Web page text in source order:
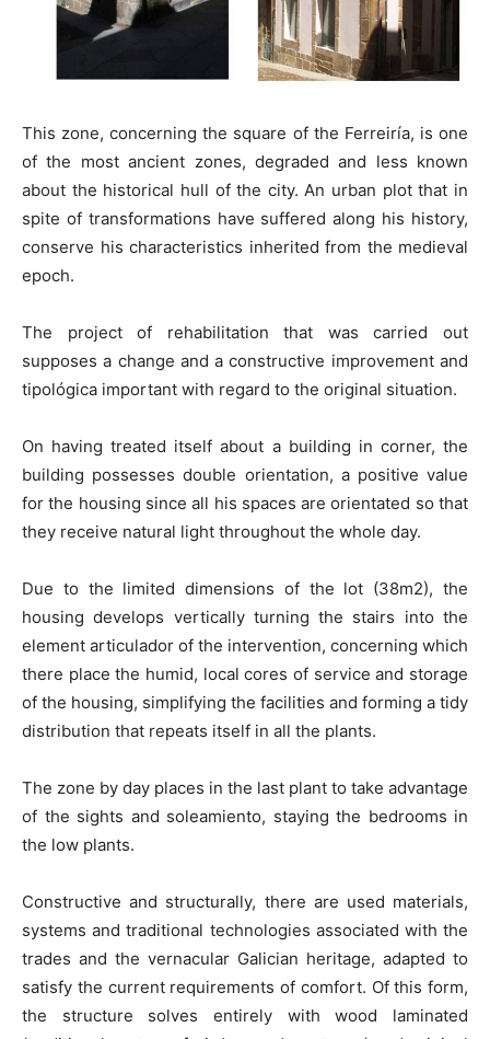
This zone, concerning the square of the Ferreiría, is one
of the most ancient zones, degraded and less known
about the historical hull of the city. An urban plot that in
spite of transformations have suffered along his history,
conserve his characteristics inherited from the medieval
epoch.
The project of rehabilitation that was carried out
supposes a change and a constructive improvement and
tipológica important with regard to the original situation.
On having treated itself about a building in corner, the
building possesses double orientation, a positive value
for the housing since all his spaces are orientated so that
they receive natural light throughout the whole day.
Due to the limited dimensions of the lot (38m2), the
housing develops vertically turning the stairs into the
element articulador of the intervention, concerning which
there place the humid, local cores of service and storage
of the housing, simplifying the facilities and forming a tidy
distribution that repeats itself in all the plants.
The zone by day places in the last plant to take advantage
of the sights and soleamiento, staying the bedrooms in
the low plants.
Constructive and structurally, there are used materials,
systems and traditional technologies associated with the
trades and the vernacular Galician heritage, adapted to
satisfy the current requirements of comfort. Of this form,
the structure solves entirely with wood laminated